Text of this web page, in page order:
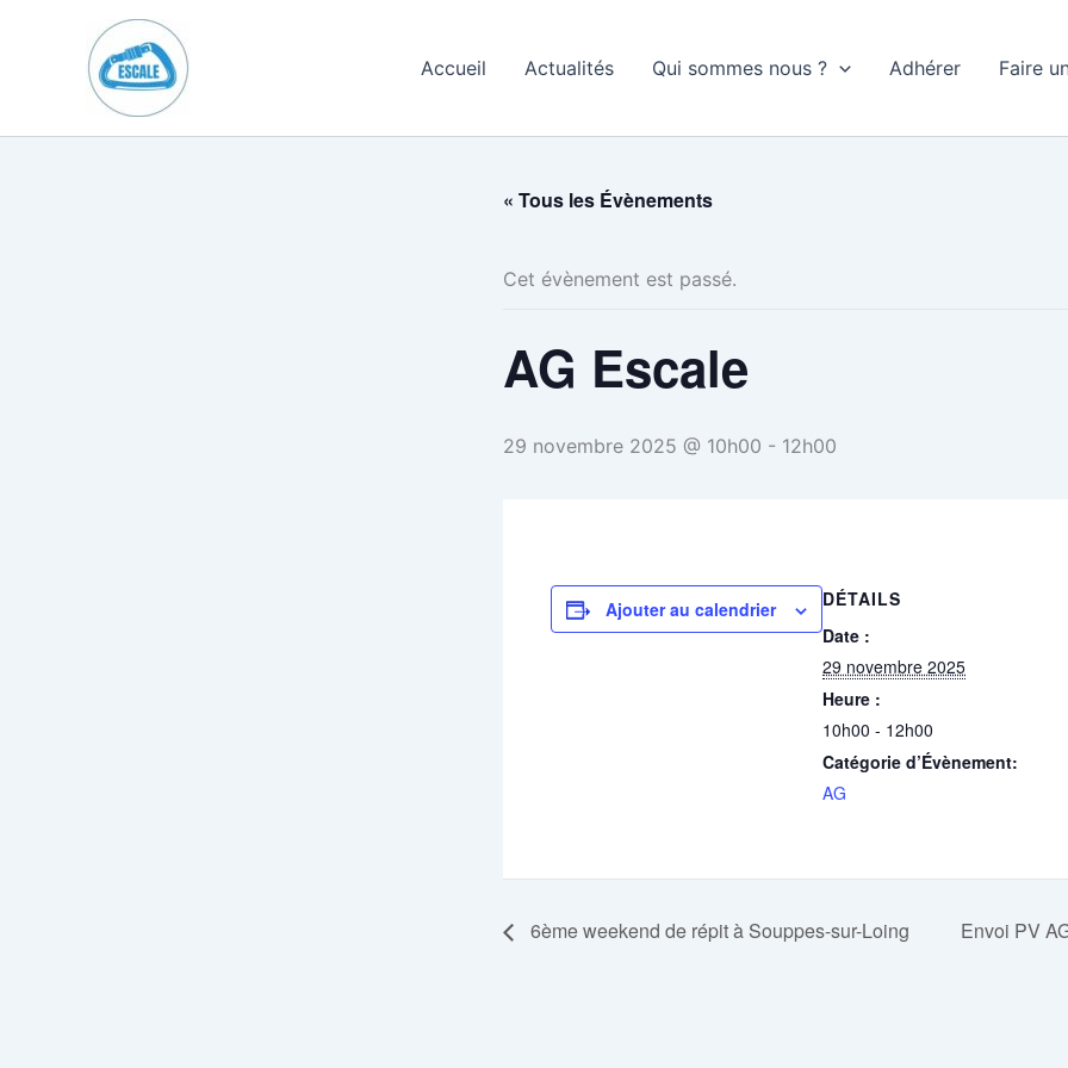
Accueil Actualités Qui sommes nous ? Adhérer Faire
« Tous les Évènements
Cet évènement est passé.
AG Escale
29 novembre 2025 @ 10h00 - 12h00
Ajouter au calendrier
DÉTAILS
Date :
29 novembre 2025
Heure :
10h00 - 12h00
Catégorie d’Évènement:
AG
6ème weekend de répit à Souppes-sur-Loing Envoi PV